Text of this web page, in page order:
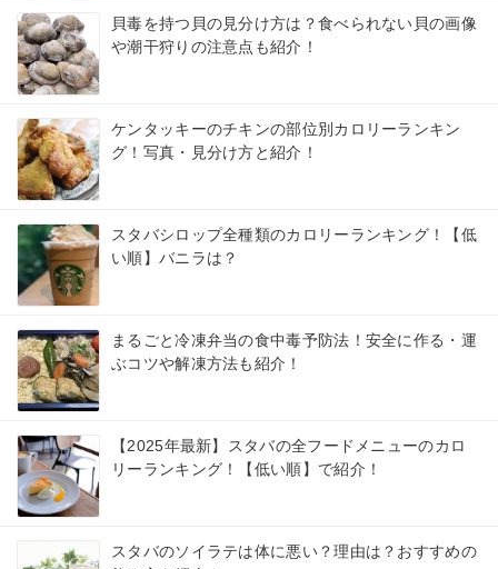
貝毒を持つ貝の見分け方は？食べられない貝の画像
や潮干狩りの注意点も紹介！
ケンタッキーのチキンの部位別カロリーランキン
グ！写真・見分け方と紹介！
スタバシロップ全種類のカロリーランキング！【低
い順】バニラは？
まるごと冷凍弁当の食中毒予防法！安全に作る・運
ぶコツや解凍方法も紹介！
【2025年最新】スタバの全フードメニューのカロ
リーランキング！【低い順】で紹介！
スタバのソイラテは体に悪い？理由は？おすすめの